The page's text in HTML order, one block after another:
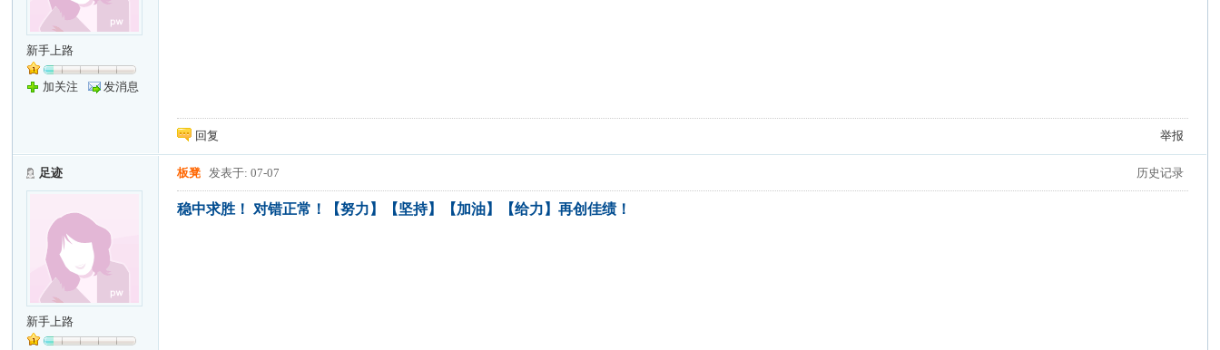
新手上路
加关注 发消息
回复 举报
足迹
新手上路
历史记录
板凳 发表于: 07-07
稳中求胜！ 对错正常！【努力】【坚持】【加油】【给力】再创佳绩！